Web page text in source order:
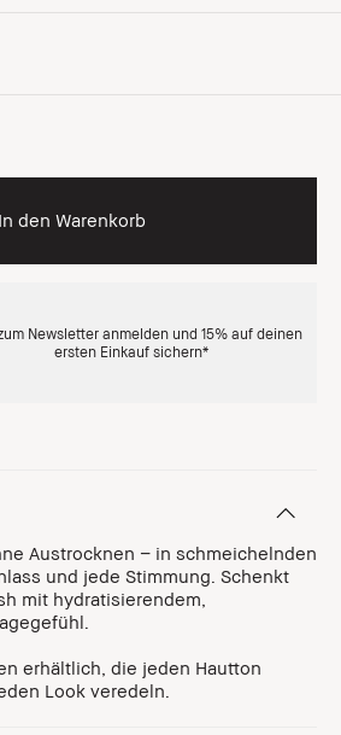
In den Warenkorb
Newsletter anmelden und 15% auf deinen
ersten Einkauf sichern*
Austrocknen – in schmeichelnden
und jede Stimmung. Schenkt
mit hydratisierendem,
erhältlich, die jeden Hautton
Look veredeln.